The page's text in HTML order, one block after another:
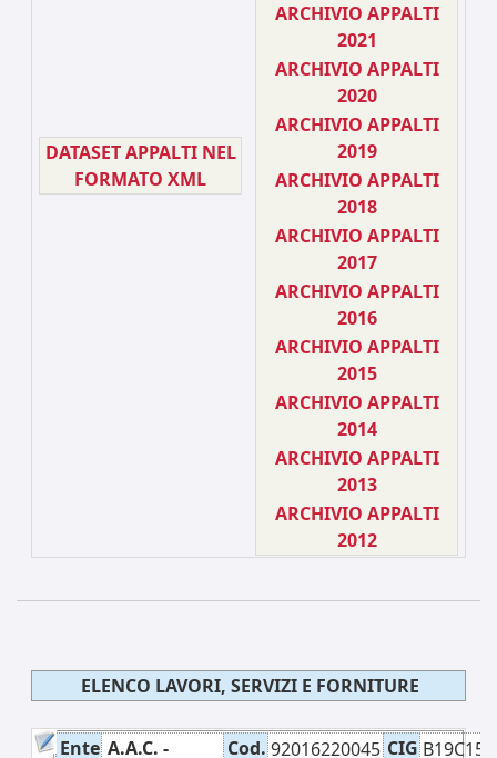
DATASET APPALTI NEL
FORMATO XML
ARCHIVIO APPALTI
2021
ARCHIVIO APPALTI
2020
ARCHIVIO APPALTI
2019
ARCHIVIO APPALTI
2018
ARCHIVIO APPALTI
2017
ARCHIVIO APPALTI
2016
ARCHIVIO APPALTI
2015
ARCHIVIO APPALTI
2014
ARCHIVIO APPALTI
2013
ARCHIVIO APPALTI
2012
ELENCO LAVORI, SERVIZI E FORNITURE
Ente A.A.C. - Cod. 92016220045 CIG